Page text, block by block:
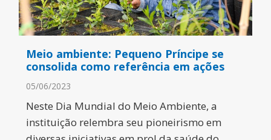
Meio ambiente: Pequeno Príncipe se
consolida como referência em ações
05/06/2023
Neste Dia Mundial do Meio Ambiente, a
instituição relembra seu pioneirismo em